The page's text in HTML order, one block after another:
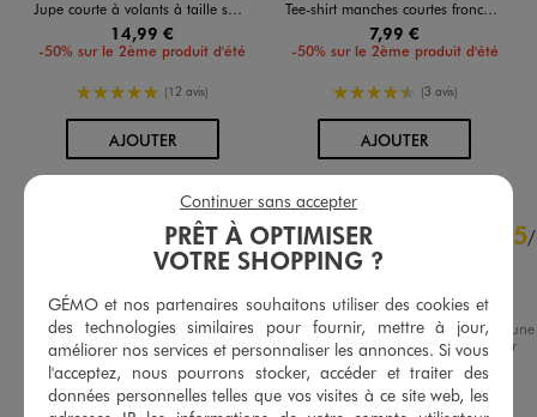
Jupe courte à volants à taille smockée fille
14,99 €
-50% sur le 2ème produit d'été
5/5 de moyenne
(12 avis)
AJOUTERAU PANIER
Tee-shirt manches courtes froncé fille
7,99 €
-50% sur le 2ème produit d'été
4.5/5 de moyenne
(3 avis)
AJOUTERAU PANIER
5/5
Basé sur 9 avis soumis à un
contrôle
Voir tous les avis sur ce site
5/
Avis vérifié et récompensé
Très bien
Avis du 06/08/2026
, suite à une
expérience du23/07/2026
par
Aurore P.
Utile (0) Signaler
PRÊT À OPTIMISER
VOTRE SHOPPING ?
GÉMO et nos partenaires souhaitons utiliser des cookies et
des technologies similaires pour fournir, mettre à jour,
améliorer nos services et personnaliser les annonces. Si vous
l'acceptez, nous pourrons stocker, accéder et traiter des
données personnelles telles que vos visites à ce site web, les
Continuer sans accepter